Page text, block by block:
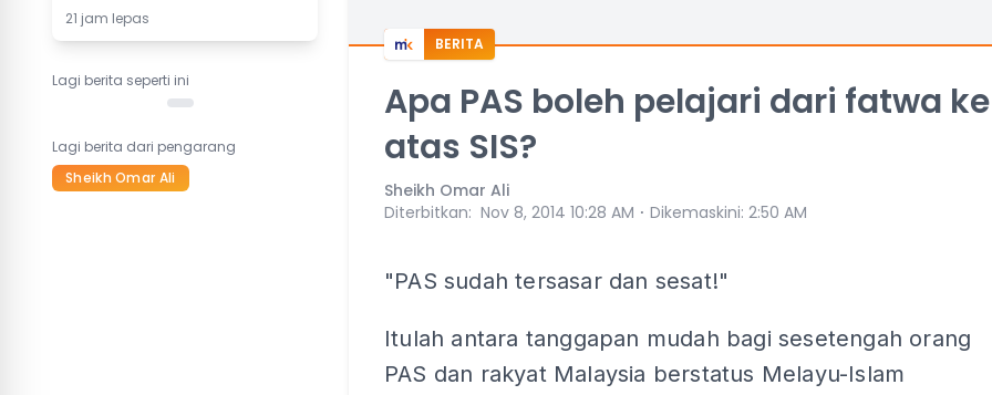
21 jam lepas
Lagi berita seperti ini
Lagi berita dari pengarang
Sheikh Omar Ali
BERITA
Apa PAS boleh pelajari dari fatwa ke
atas SIS?
Sheikh Omar Ali
Diterbitkan: Nov 8, 2014 10:28 AM ⋅ Dikemaskini: 2:50 AM
"PAS sudah tersasar dan sesat!"
Itulah antara tanggapan mudah bagi sesetengah orang
PAS dan rakyat Malaysia berstatus Melayu-Islam